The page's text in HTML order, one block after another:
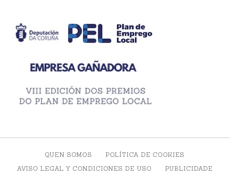
QUEN SOMOS
POLÍTICA DE COOKIES
AVISO LEGAL Y CONDICIONES DE USO
PUBLICIDADE